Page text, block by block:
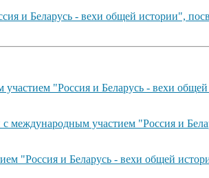
и Беларусь - вехи общей истории",
"Россия и Беларусь - вехи
международным участием "Россия и
"Россия и Беларусь - вехи общей